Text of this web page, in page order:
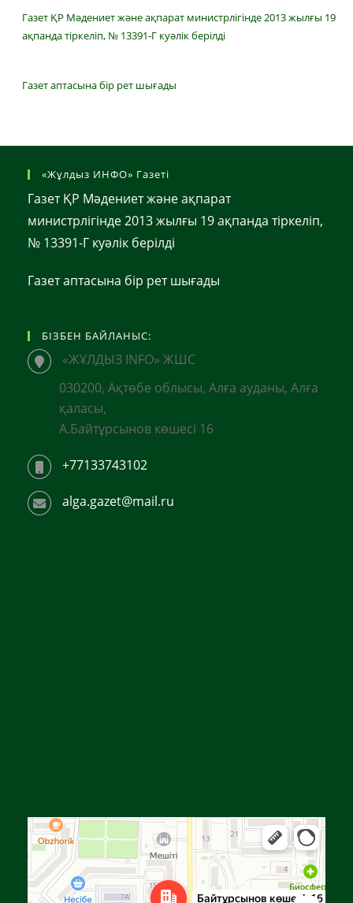
Газет ҚР Мәдениет және ақпарат министрлігінде 2013 жылғы 19
ақпанда тіркеліп, № 13391-Г куәлік берілді
Газет аптасына бір рет шығады
«Жұлдыз ИНФО» Газеті
Газет ҚР Мәдениет және ақпарат
министрлігінде 2013 жылғы 19 ақпанда тіркеліп,
№ 13391-Г куәлік берілді
Газет аптасына бір рет шығады
БІЗБЕН БАЙЛАНЫС:
«ЖҰЛДЫЗ INFO» ЖШС
030200, Ақтөбе облысы, Алға ауданы, Алға
қаласы,
А.Байтұрсынов көшесі 16
+77133743102
alga.gazet@mail.ru
Яндекс Карталар — көлік, навигация, орындарды іздеу